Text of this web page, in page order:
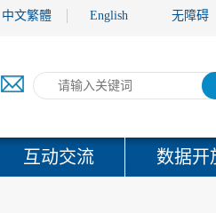
中文繁體 English 无障碍
互动交流 数据开